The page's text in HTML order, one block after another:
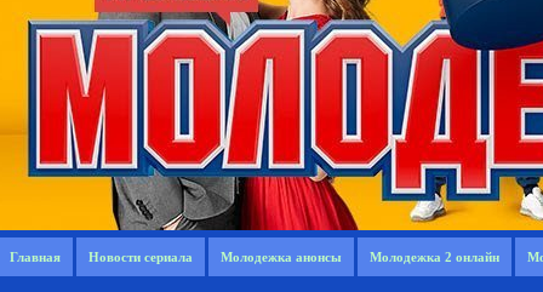
Главная Новости сериала Молодежка анонсы Молодежка 2 онлайн